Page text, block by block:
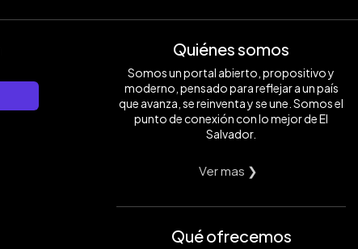
Quiénes somos
Somos un portal abierto, propositivo y
moderno, pensado para reflejar a un país
que avanza, se reinventa y se une. Somos el
punto de conexión con lo mejor de El
Salvador.
Ver mas ❯
Qué ofrecemos